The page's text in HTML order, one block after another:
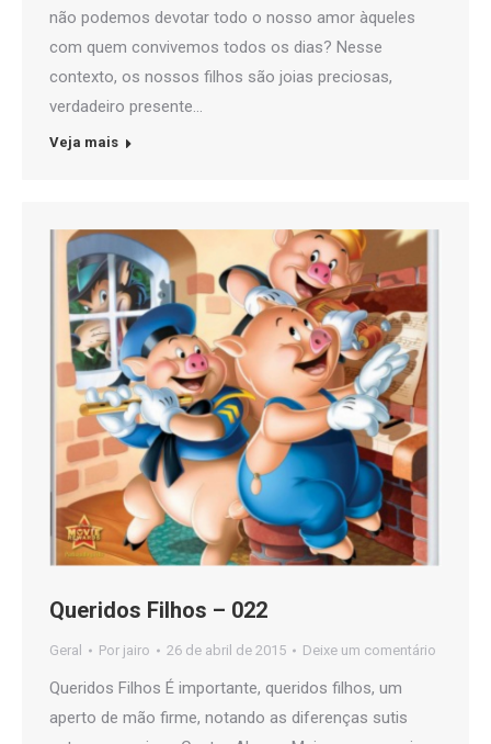
não podemos devotar todo o nosso amor àqueles
com quem convivemos todos os dias? Nesse
contexto, os nossos filhos são joias preciosas,
verdadeiro presente…
Veja mais
Queridos Filhos – 022
Geral Por jairo 26 de abril de 2015 Deixe um comentário
Queridos Filhos É importante, queridos filhos, um
aperto de mão firme, notando as diferenças sutis